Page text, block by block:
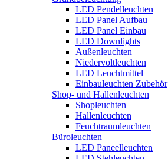
LED Pendelleuchten
LED Panel Aufbau
LED Panel Einbau
LED Downlights
Außenleuchten
Niedervoltleuchten
LED Leuchtmittel
Einbauleuchten Zubehör
Shop- und Hallenleuchten
Shopleuchten
Hallenleuchten
Feuchtraumleuchten
Büroleuchten
LED Paneelleuchten